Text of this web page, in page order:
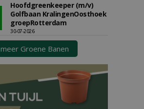
Hoofdgreenkeeper (m/v)
Golfbaan KralingenOosthoek
groepRotterdam
30-07-2026
meer Groene Banen